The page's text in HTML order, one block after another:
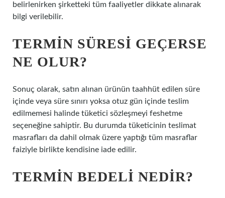
belirlenirken şirketteki tüm faaliyetler dikkate alınarak
bilgi verilebilir.
TERMIN SÜRESI GEÇERSE
NE OLUR?
Sonuç olarak, satın alınan ürünün taahhüt edilen süre
içinde veya süre sınırı yoksa otuz gün içinde teslim
edilmemesi halinde tüketici sözleşmeyi feshetme
seçeneğine sahiptir. Bu durumda tüketicinin teslimat
masrafları da dahil olmak üzere yaptığı tüm masraflar
faiziyle birlikte kendisine iade edilir.
TERMIN BEDELI NEDIR?